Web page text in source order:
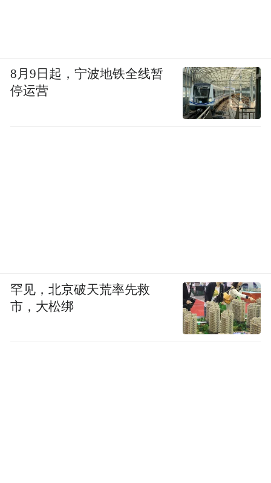
8月9日起，宁波地铁全线暂
停运营
罕见，北京破天荒率先救
市，大松绑